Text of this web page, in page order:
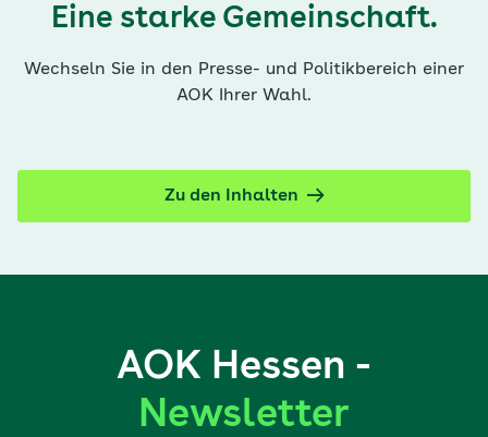
Eine starke Gemeinschaft.
Wechseln Sie in den Presse- und Politikbereich einer
AOK Ihrer Wahl.
Zu den Inhalten
AOK Hessen -
Newsletter